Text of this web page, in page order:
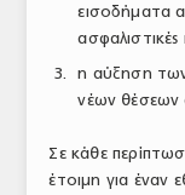
εισοδήματα
ασφαλιστικές
η αύξηση
νέων θέσεων
Σε κάθε
έτοιμη για έναν